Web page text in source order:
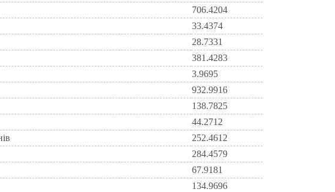
706.4204
33.4374
28.7331
381.4283
3.9695
932.9916
138.7825
44.2712
252.4612
284.4579
67.9181
134.9696